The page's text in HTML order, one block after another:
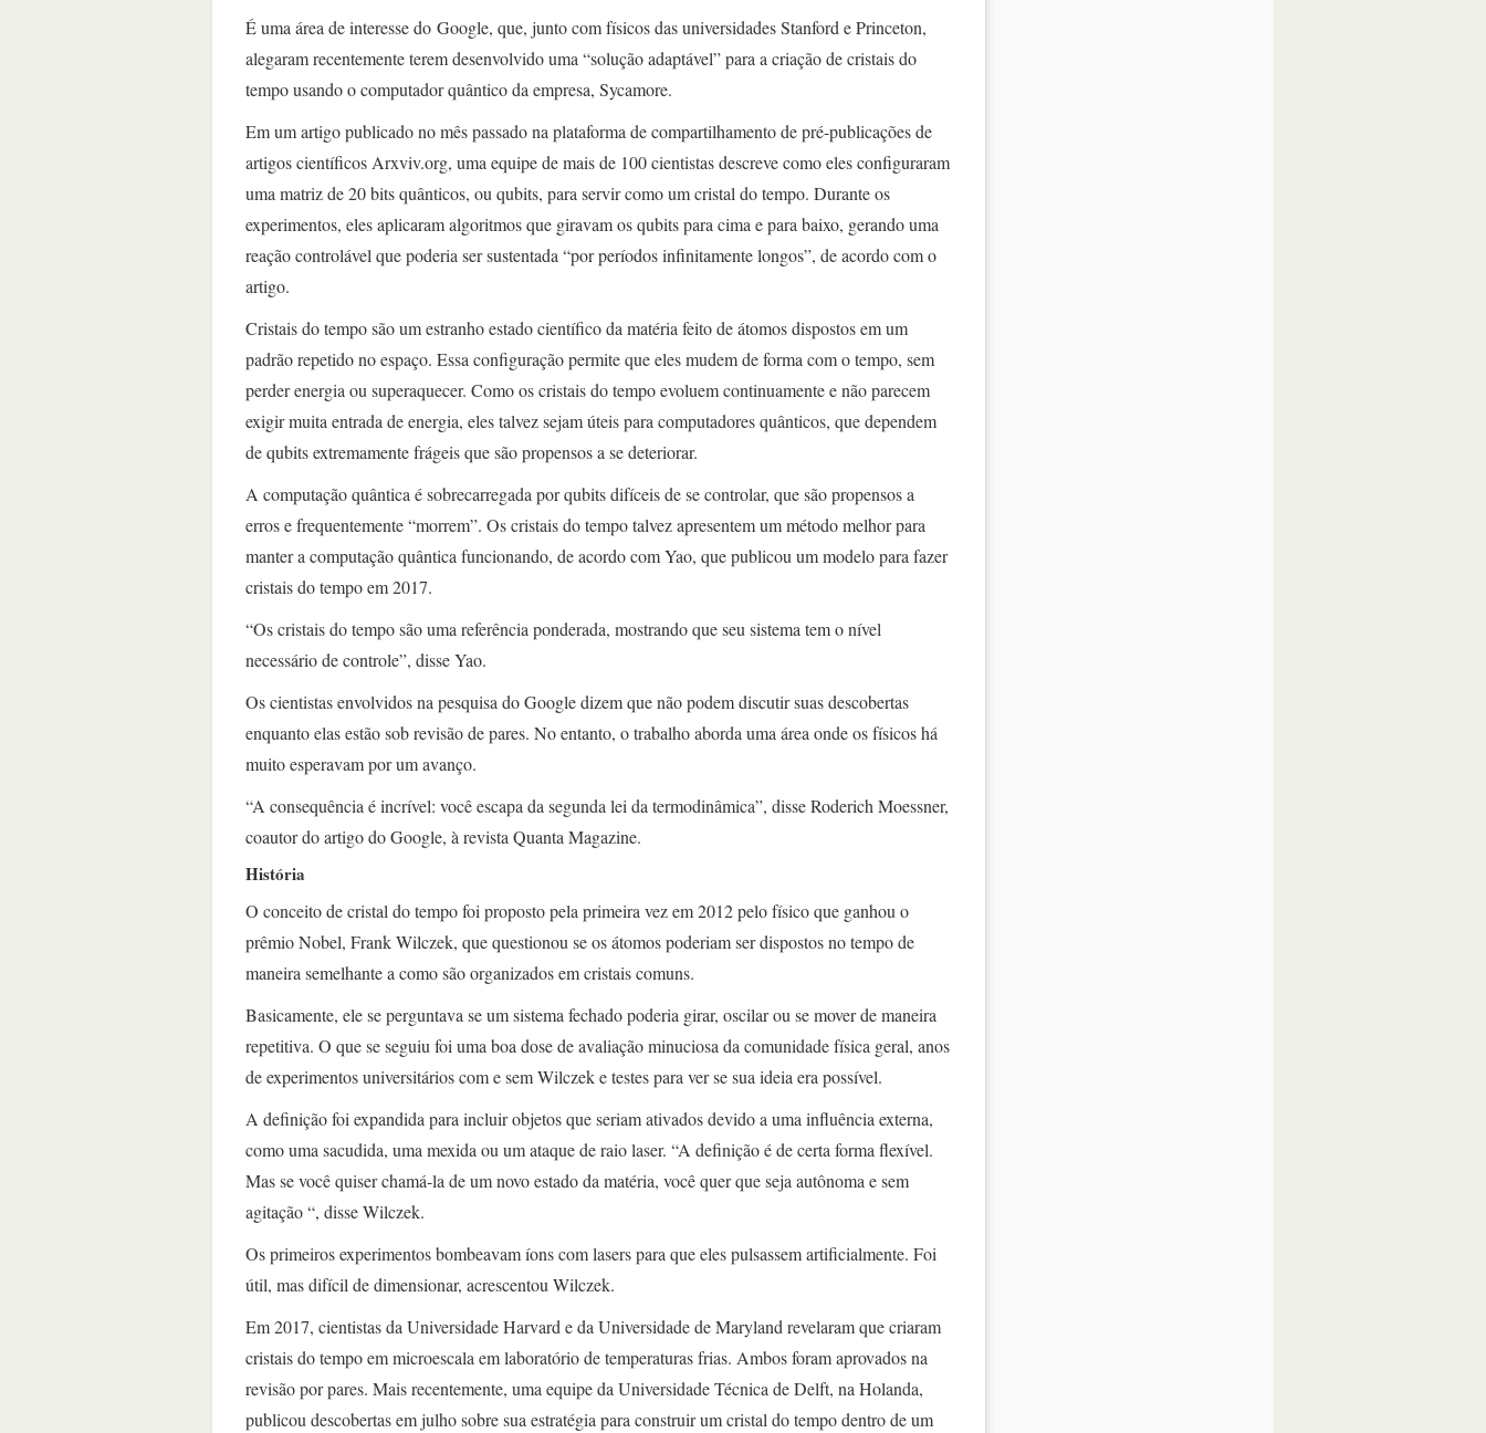
É uma área de interesse do Google, que, junto com físicos das universidades Stanford e Princeton,
alegaram recentemente terem desenvolvido uma “solução adaptável” para a criação de cristais do
tempo usando o computador quântico da empresa, Sycamore.
Em um artigo publicado no mês passado na plataforma de compartilhamento de pré-publicações de
artigos científicos Arxviv.org, uma equipe de mais de 100 cientistas descreve como eles configuraram
uma matriz de 20 bits quânticos, ou qubits, para servir como um cristal do tempo. Durante os
experimentos, eles aplicaram algoritmos que giravam os qubits para cima e para baixo, gerando uma
reação controlável que poderia ser sustentada “por períodos infinitamente longos”, de acordo com o
artigo.
Cristais do tempo são um estranho estado científico da matéria feito de átomos dispostos em um
padrão repetido no espaço. Essa configuração permite que eles mudem de forma com o tempo, sem
perder energia ou superaquecer. Como os cristais do tempo evoluem continuamente e não parecem
exigir muita entrada de energia, eles talvez sejam úteis para computadores quânticos, que dependem
de qubits extremamente frágeis que são propensos a se deteriorar.
A computação quântica é sobrecarregada por qubits difíceis de se controlar, que são propensos a
erros e frequentemente “morrem”. Os cristais do tempo talvez apresentem um método melhor para
manter a computação quântica funcionando, de acordo com Yao, que publicou um modelo para fazer
cristais do tempo em 2017.
“Os cristais do tempo são uma referência ponderada, mostrando que seu sistema tem o nível
necessário de controle”, disse Yao.
Os cientistas envolvidos na pesquisa do Google dizem que não podem discutir suas descobertas
enquanto elas estão sob revisão de pares. No entanto, o trabalho aborda uma área onde os físicos há
muito esperavam por um avanço.
“A consequência é incrível: você escapa da segunda lei da termodinâmica”, disse Roderich Moessner,
coautor do artigo do Google, à revista Quanta Magazine.
História
O conceito de cristal do tempo foi proposto pela primeira vez em 2012 pelo físico que ganhou o
prêmio Nobel, Frank Wilczek, que questionou se os átomos poderiam ser dispostos no tempo de
maneira semelhante a como são organizados em cristais comuns.
Basicamente, ele se perguntava se um sistema fechado poderia girar, oscilar ou se mover de maneira
repetitiva. O que se seguiu foi uma boa dose de avaliação minuciosa da comunidade física geral, anos
de experimentos universitários com e sem Wilczek e testes para ver se sua ideia era possível.
A definição foi expandida para incluir objetos que seriam ativados devido a uma influência externa,
como uma sacudida, uma mexida ou um ataque de raio laser. “A definição é de certa forma flexível.
Mas se você quiser chamá-la de um novo estado da matéria, você quer que seja autônoma e sem
agitação “, disse Wilczek.
Os primeiros experimentos bombeavam íons com lasers para que eles pulsassem artificialmente. Foi
útil, mas difícil de dimensionar, acrescentou Wilczek.
Em 2017, cientistas da Universidade Harvard e da Universidade de Maryland revelaram que criaram
cristais do tempo em microescala em laboratório de temperaturas frias. Ambos foram aprovados na
revisão por pares. Mais recentemente, uma equipe da Universidade Técnica de Delft, na Holanda,
publicou descobertas em julho sobre sua estratégia para construir um cristal do tempo dentro de um